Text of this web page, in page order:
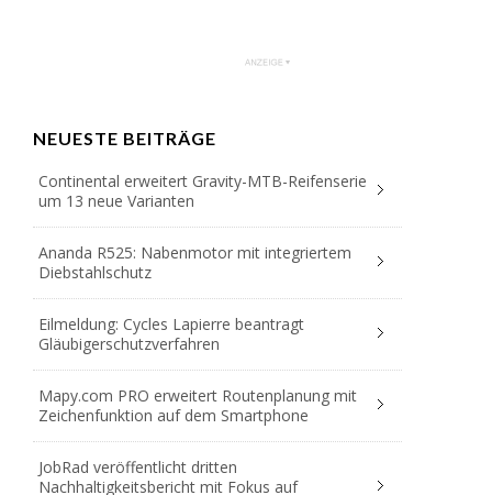
NEUESTE BEITRÄGE
Continental erweitert Gravity-MTB-Reifenserie
um 13 neue Varianten
Ananda R525: Nabenmotor mit integriertem
Diebstahlschutz
Eilmeldung: Cycles Lapierre beantragt
Gläubigerschutzverfahren
Mapy.com PRO erweitert Routenplanung mit
Zeichenfunktion auf dem Smartphone
JobRad veröffentlicht dritten
Nachhaltigkeitsbericht mit Fokus auf